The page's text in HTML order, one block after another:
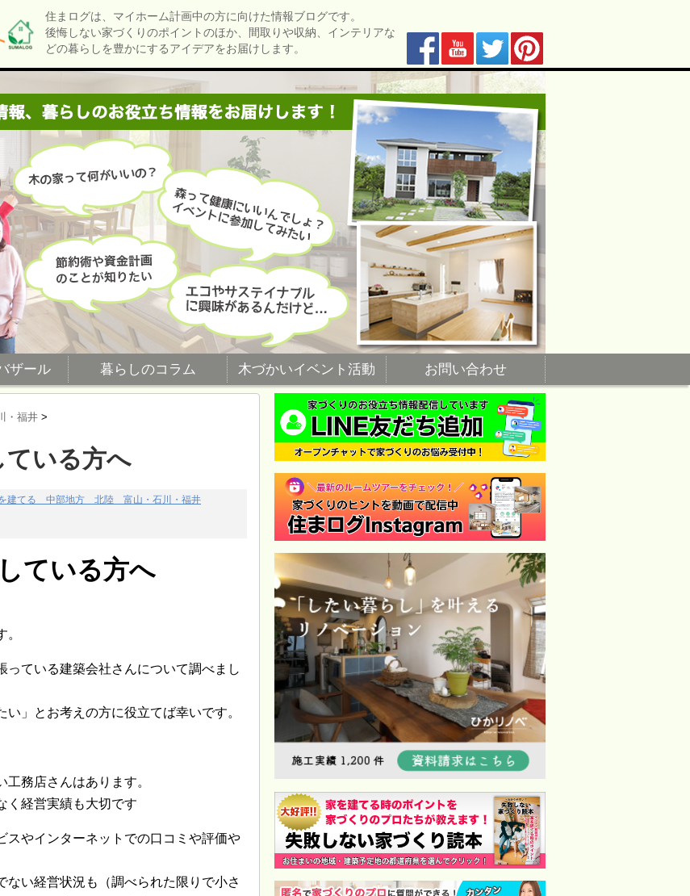
住まログは、マイホーム計画中の方に向けた情報ブログです。
後悔しない家づくりのポイントのほか、間取りや収納、インテリアな
どの暮らしを豊かにするアイデアをお届けします。
ザール 暮らしのコラム 木づかいイベント活動 お問い合わせ
・福井 >
ている方へ
建てる 中部地方 北陸 富山・石川・福井
ている方へ
ている建築会社さんについて調べまし
い」とお考えの方に役立てば幸いです。
務店さんはあります。
経営実績も大切です
スやインターネットでの口コミや評価や
い経営状況も（調べられた限りで小さ